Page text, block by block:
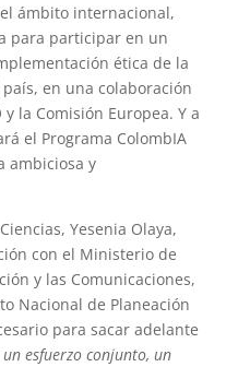
ámbito internacional,
para participar en un
ética de la
en una colaboración
la Comisión Europea. Y a
el Programa ColombIA
ambiciosa y
Yesenia Olaya,
con el Ministerio de
y las Comunicaciones,
Nacional de Planeación
para sacar adelante
un esfuerzo conjunto, un